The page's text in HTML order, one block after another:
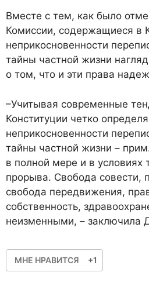
Вместе с тем, как было
Комиссии, содержащиеся в
неприкосновенности
тайны частной жизни
о том, что и эти права
–Учитывая современные
Конституции четко
неприкосновенности
тайны частной жизни –
в полной мере и в условиях
прорыва. Свобода совести,
свобода передвижения,
собственность,
неизменными, – заключила
МНЕ НРАВИТСЯ +1